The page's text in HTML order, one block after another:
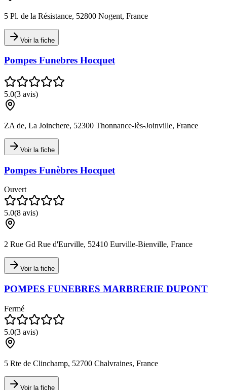
5 Pl. de la Résistance, 52800 Nogent, France
Voir la fiche
Pompes Funebres Hocquet
5.0(3 avis)
ZA de, La Joinchere, 52300 Thonnance-lès-Joinville, France
Voir la fiche
Pompes Funèbres Hocquet
Ouvert
5.0(8 avis)
2 Rue Gd Rue d'Eurville, 52410 Eurville-Bienville, France
Voir la fiche
POMPES FUNEBRES MARBRERIE DUPONT
Fermé
5.0(3 avis)
5 Rte de Clinchamp, 52700 Chalvraines, France
Voir la fiche